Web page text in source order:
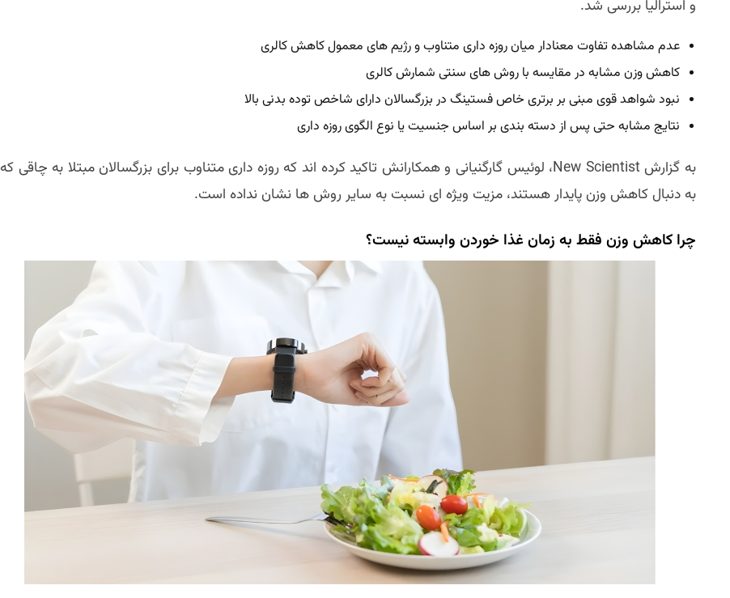
و استرالیا بررسی شد.
عدم مشاهده تفاوت معنادار میان روزه داری متناوب و رژیم های معمول کاهش کالری
کاهش وزن مشابه در مقایسه با روش های سنتی شمارش کالری
نبود شواهد قوی مبنی بر برتری خاص فستینگ در بزرگسالان دارای شاخص توده بدنی بالا
نتایج مشابه حتی پس از دسته بندی بر اساس جنسیت یا نوع الگوی روزه داری
به گزارش New Scientist، لوئیس گارگنیانی و همکارانش تاکید کرده اند که روزه داری متناوب برای بزرگسالان مبتلا به چاقی که
به دنبال کاهش وزن پایدار هستند، مزیت ویژه ای نسبت به سایر روش ها نشان نداده است.
چرا کاهش وزن فقط به زمان غذا خوردن وابسته نیست؟